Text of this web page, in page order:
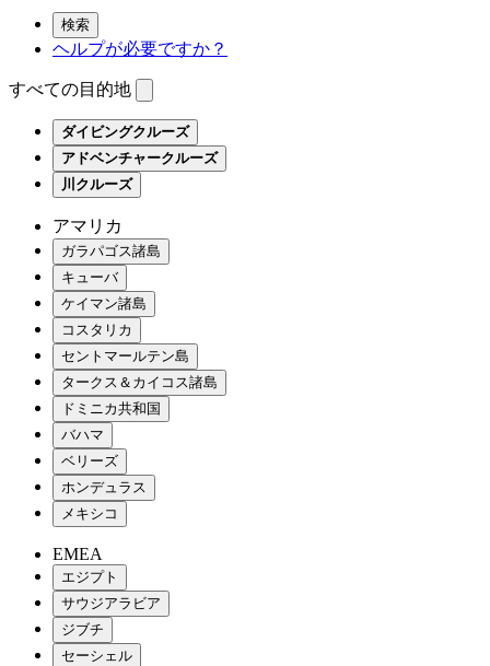
検索
ヘルプが必要ですか？
すべての目的地
ダイビングクルーズ
アドベンチャークルーズ
川クルーズ
アマリカ
ガラパゴス諸島
キューバ
ケイマン諸島
コスタリカ
セントマールテン島
タークス＆カイコス諸島
ドミニカ共和国
バハマ
ベリーズ
ホンデュラス
メキシコ
EMEA
エジプト
サウジアラビア
ジブチ
セーシェル